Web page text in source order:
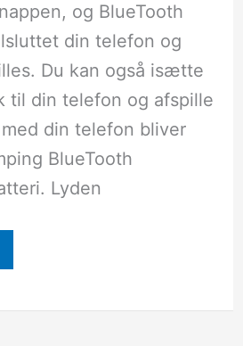
og BlueTooth
din telefon og
Du kan også isætte
til din telefon og afspille
din telefon bliver
BlueTooth
Lyden